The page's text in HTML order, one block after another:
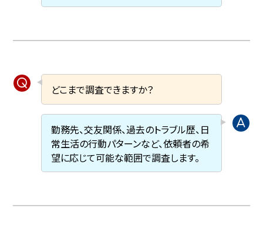
どこまで調査できますか？
勤務先、交友関係、過去のトラブル歴、日
常生活の行動パターンなど、依頼者の希
望に応じて可能な範囲で調査します。